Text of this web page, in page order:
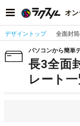
オン
デザイントップ 全面封
パソコンから簡単
長3全面
レート